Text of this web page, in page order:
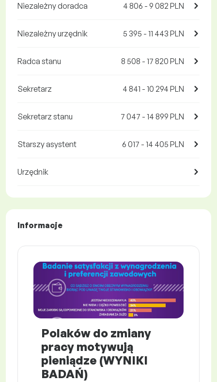
Niezależny doradca 4 806 - 9 082 PLN
Niezależny urzędnik 5 395 - 11 443 PLN
Radca stanu 8 508 - 17 820 PLN
Sekretarz 4 841 - 10 294 PLN
Sekretarz stanu 7 047 - 14 899 PLN
Starszy asystent 6 017 - 14 405 PLN
Urzędnik
Informacje
Polaków do zmiany
pracy motywują
pieniądze (WYNIKI
BADAŃ)